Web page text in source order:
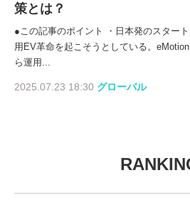
策とは？
●この記事のポイント ・日本発のスター
用EV革命を起こそうとしている。
ら運用...
2025.07.23 18:30 グローバル